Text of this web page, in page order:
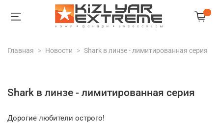
Главная Новости Shark в линзе - лимитированная серия
Shark в линзе - лимитированная серия
Дорогие любители острого!